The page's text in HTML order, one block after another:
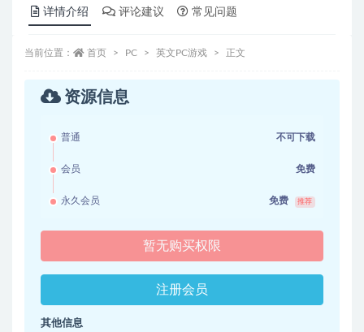
详情介绍 评论建议 常见问题
当前位置： 首页 PC 英文PC游戏 正文
资源信息
普通 不可下载
会员 免费
永久会员 免费 推荐
暂无购买权限
注册会员
其他信息